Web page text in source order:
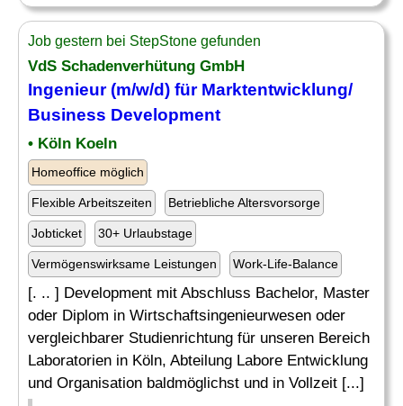
Job gestern bei StepStone gefunden
VdS Schadenverhütung GmbH
Ingenieur (m/w/d) für Marktentwicklung/
Business Development
• Köln Koeln
Homeoffice möglich
Flexible Arbeitszeiten Betriebliche Altersvorsorge
Jobticket 30+ Urlaubstage
Vermögenswirksame Leistungen Work-Life-Balance
[. .. ] Development mit Abschluss Bachelor, Master
oder Diplom in Wirtschaftsingenieurwesen oder
vergleichbarer Studienrichtung für unseren Bereich
Laboratorien in Köln, Abteilung Labore Entwicklung
und Organisation baldmöglichst und in Vollzeit [...]